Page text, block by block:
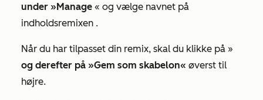
under »Manage « og vælge navnet på
indholdsremixen .
Når du har tilpasset din remix, skal du klikke på »
og derefter på »Gem som skabelon« øverst til
højre.